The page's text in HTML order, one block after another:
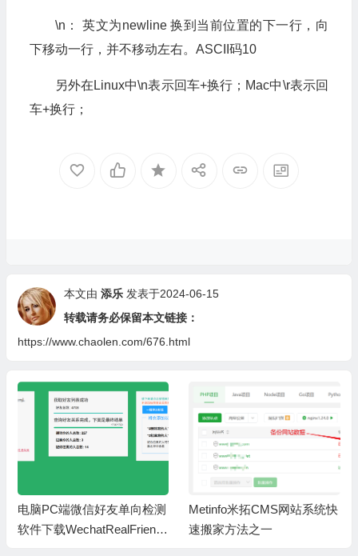
\n： 英文为newline 换到当前位置的下一行，向
下移动一行，并不移动左右。ASCII码10
另外在Linux中\n表示回车+换行；Mac中\r表示回
车+换行；
本文由 添乐 发表于2024-06-15
转载请务必保留本文链接：
https://www.chaolen.com/676.html
电脑PC端微信好友单向检测
软件下载WechatRealFriends
Metinfo米拓CMS网站系统快
速搬家方法之一